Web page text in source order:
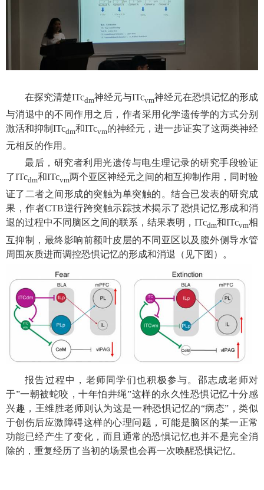
在探究清楚ITcdm神经元与ITcvm神经元在恐惧记忆的形成
与消退中的不同作用之后，作者采用化学遗传学的方式分别
激活和抑制 ITcdm和ITcvm的神经元，进一步证实了这两类神经
元相反的作用。
最后，研究者利用光遗传与电生理记录的研究手段验证
了ITcdm和ITcvm两个亚区神经元之间的相互抑制作用，同时验
证了二者之间形成的突触为单突触的。结合已发表的研究成
果，作者CTB逆行跨突触示踪技术揭示了恐惧记忆形成和消
退的过程中不同脑区之间的联系，结果表明， ITcdm和ITcvm相
互抑制，最终影响前额叶皮层的不同亚区以及腹外侧导水管
周围灰质进而调控恐惧记忆的形成和消退（见下图 ）。
报告过程中，老师同学们也积极参与。邵志成老师对
于”一朝被蛇咬，十年怕井绳”这样的永久性恐惧记忆十分感
兴趣，王维胜老师则认为这是一种恐惧记忆的“病态”，类似
于创伤后应激障碍这样的心理问题，可能是脑区的某一正常
功能已经产生了变化，而且通常的恐惧记忆也并不是完全消
除的，重复经历了当初的场景也会再一次唤醒恐惧记忆。